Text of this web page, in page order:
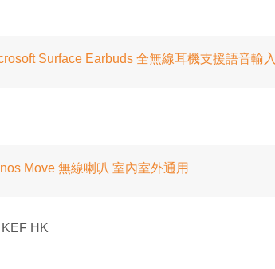
Surface Earbuds 全無線耳機支援語音輸入
Move 無線喇叭 室內室外通用
HK